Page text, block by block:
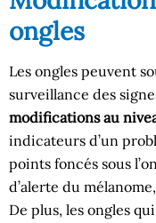
ongles
Les ongles peuvent
surveillance des
modifications au
indicateurs d’un
points foncés sous
d’alerte du
De plus, les ongles